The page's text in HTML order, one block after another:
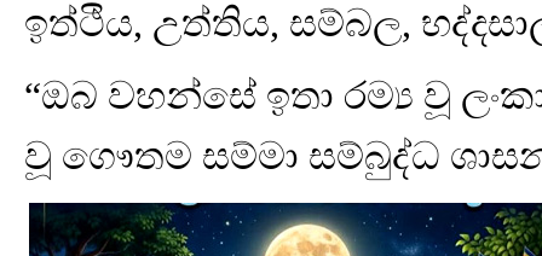
ඉත්ථිය, උත්තිය, සම්බල,
“ඔබ වහන්සේ ඉතා රම්‍ය වූ
වූ ගෞතම සම්මා සම්බුද්ධ